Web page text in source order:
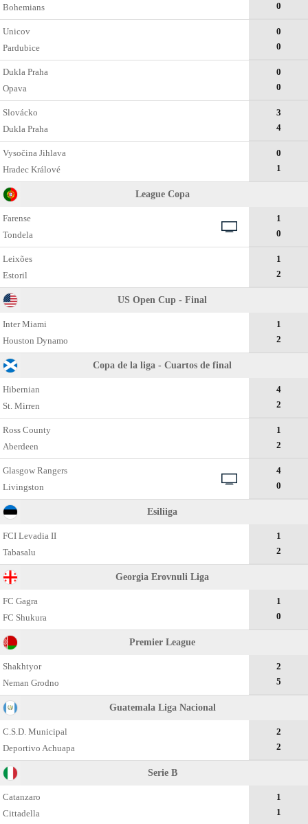
Bohemians
0
Unicov
Pardubice
0
0
Dukla Praha
Opava
0
0
Slovácko
Dukla Praha
3
4
Vysočina Jihlava
Hradec Králové
0
1
League Copa
Farense
Tondela
1
0
Leixões
Estoril
1
2
US Open Cup - Final
Inter Miami
Houston Dynamo
1
2
Copa de la liga - Cuartos de final
Hibernian
St. Mirren
4
2
Ross County
Aberdeen
1
2
Glasgow Rangers
Livingston
4
0
Esiliiga
FCI Levadia II
Tabasalu
1
2
Georgia Erovnuli Liga
FC Gagra
FC Shukura
1
0
Premier League
Shakhtyor
Neman Grodno
2
5
Guatemala Liga Nacional
C.S.D. Municipal
Deportivo Achuapa
2
2
Serie B
Catanzaro
Cittadella
1
1